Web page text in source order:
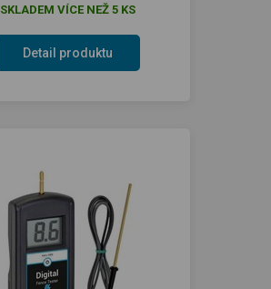
SKLADEM VÍCE NEŽ 5 KS
Detail produktu